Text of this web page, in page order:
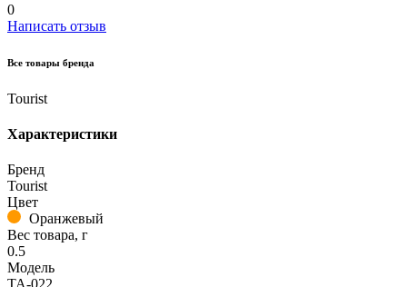
0
Написать отзыв
Все товары бренда
Tourist
Характеристики
Бренд
Tourist
Цвет
Оранжевый
Вес товара, г
0.5
Модель